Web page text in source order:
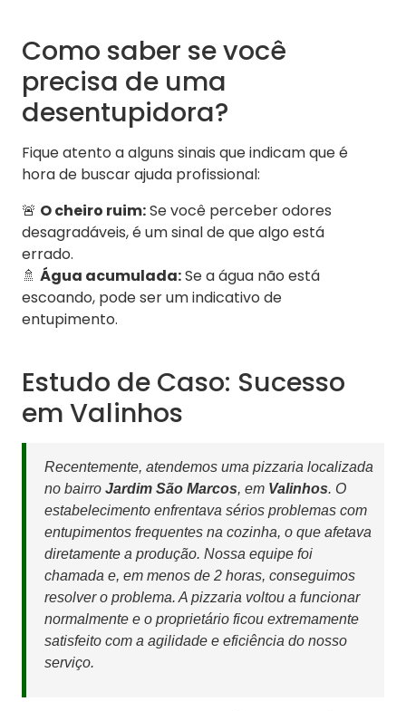
Como saber se você
precisa de uma
desentupidora?
Fique atento a alguns sinais que indicam que é
hora de buscar ajuda profissional:
🚨 O cheiro ruim:Se você perceber odores
desagradáveis, é um sinal de que algo está
errado.
🚿 Água acumulada:Se a água não está
escoando, pode ser um indicativo de
entupimento.
Estudo de Caso: Sucesso
em Valinhos
Recentemente, atendemos uma pizzaria localizada
no bairro Jardim São Marcos, em Valinhos. O
estabelecimento enfrentava sérios problemas com
entupimentos frequentes na cozinha, o que afetava
diretamente a produção. Nossa equipe foi
chamada e, em menos de 2 horas, conseguimos
resolver o problema. A pizzaria voltou a funcionar
normalmente e o proprietário ficou extremamente
satisfeito com a agilidade e eficiência do nosso
serviço.